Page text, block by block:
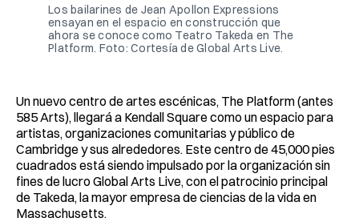
Los bailarines de Jean Apollon Expressions
ensayan en el espacio en construcción que
ahora se conoce como Teatro Takeda en The
Platform. Foto: Cortesía de Global Arts Live.
Un nuevo centro de artes escénicas, The Platform (antes
585 Arts), llegará a Kendall Square como un espacio para
artistas, organizaciones comunitarias y público de
Cambridge y sus alrededores. Este centro de 45,000 pies
cuadrados está siendo impulsado por la organización sin
fines de lucro Global Arts Live, con el patrocinio principal
de Takeda, la mayor empresa de ciencias de la vida en
Massachusetts.